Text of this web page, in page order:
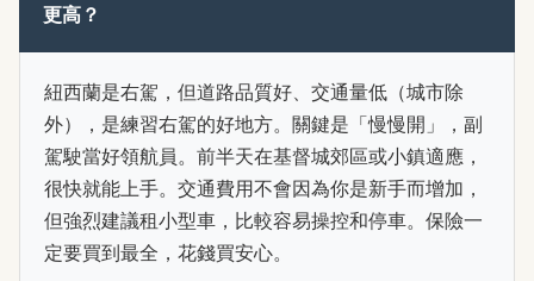
更高？
紐西蘭是右駕，但道路品質好、交通量低（城市除
外），是練習右駕的好地方。關鍵是「慢慢開」，副
駕駛當好領航員。前半天在基督城郊區或小鎮適應，
很快就能上手。交通費用不會因為你是新手而增加，
但強烈建議租小型車，比較容易操控和停車。保險一
定要買到最全，花錢買安心。